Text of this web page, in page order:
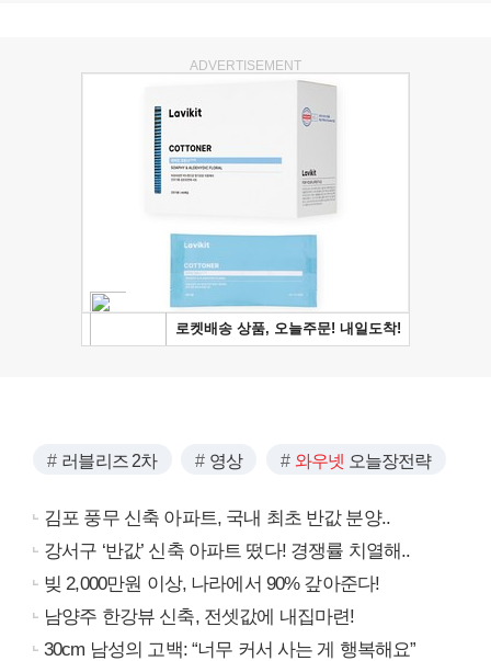
ADVERTISEMENT
러블리즈 2차 영상 와우넷 오늘장전략
김포 풍무 신축 아파트, 국내 최초 반값 분양..
강서구 ‘반값’ 신축 아파트 떴다! 경쟁률 치열해..
빚 2,000만원 이상, 나라에서 90% 갚아준다!
남양주 한강뷰 신축, 전셋값에 내집마련!
30cm 남성의 고백: “너무 커서 사는 게 행복해요”